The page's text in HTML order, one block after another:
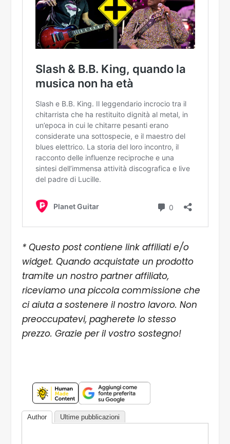
* Questo post contiene link affiliati e/o
widget. Quando acquistate un prodotto
tramite un nostro partner affiliato,
riceviamo una piccola commissione che
ci aiuta a sostenere il nostro lavoro. Non
preoccupatevi, pagherete lo stesso
prezzo. Grazie per il vostro sostegno!
Author Ultime pubblicazioni